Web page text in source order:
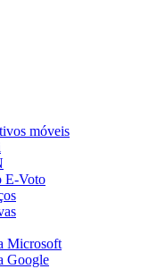
móveis
E-Voto
Microsoft
Google